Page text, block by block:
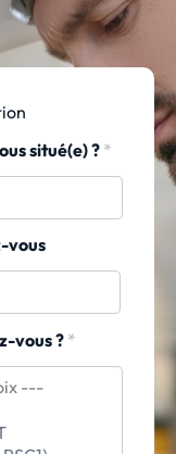
situé(e) ? *
vous
vous ?*